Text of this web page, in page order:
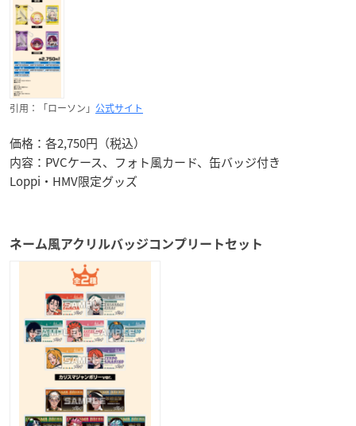
引用：「ローソン」 公式サイト
価格：各2,750円（税込）
内容：PVCケース、フォト風カード、缶バッジ付き
Loppi・HMV限定グッズ
ネーム風アクリルバッジコンプリートセット